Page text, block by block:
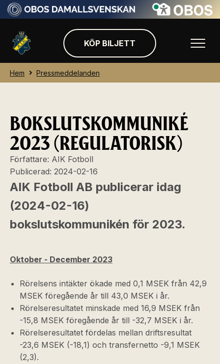
KÖP BILJETT
Hem Pressmeddelanden
BOKSLUTSKOMMUNIKÉ
2023 (REGULATORISK)
Författare: AIK Fotboll
Publicerad: 2024-02-16
AIK Fotboll AB publicerar idag
(2024-02-16)
bokslutskommunikén för 2023.
Oktober - December 2023
Rörelsens intäkter ökade med 0,1 MSEK från 42,9
MSEK föregående år till 43,0 MSEK i år.
Rörelseresultatet minskade med 16,9 MSEK från
-15,8 MSEK föregående år till -32,7 MSEK i år.
Rörelseresultatet fördelas mellan driftsresultat
-23,6 MSEK (-18,1) och transfernetto -9,1 MSEK
(2,3).